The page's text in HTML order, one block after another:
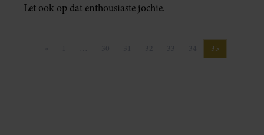
Let ook op dat enthousiaste jochie.
PaginaPagina
35